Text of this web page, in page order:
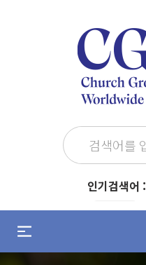
인기검색어 :
최병락
메
기